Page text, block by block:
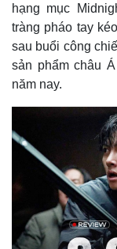
hạng mục
tràng pháo tay
sau buổi công
sản phẩm châu
năm nay.